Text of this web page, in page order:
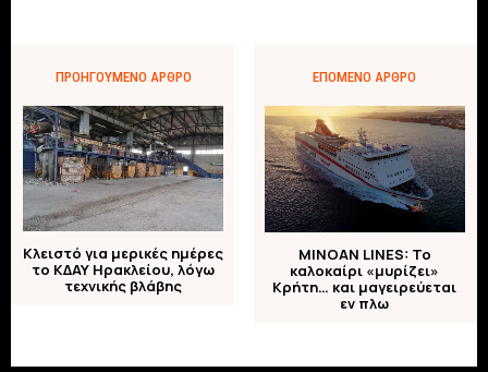
ΠΡΟΗΓΟΎΜΕΝΟ ΆΡΘΡΟ
Κλειστό για μερικές ημέρες
το ΚΔΑΥ Ηρακλείου, λόγω
τεχνικής βλάβης
ΕΠΌΜΕΝΟ ΆΡΘΡΟ
MINOAN LINES: Το
καλοκαίρι «μυρίζει»
Κρήτη… και μαγειρεύεται
εν πλω